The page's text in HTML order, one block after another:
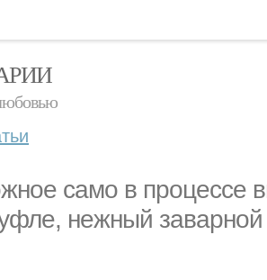
само в процессе
нежный заварной